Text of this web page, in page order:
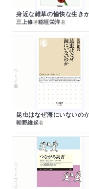
身近な雑草の愉快な生き
三上修著稲垣栄洋著
ちくま新書
昆虫はなぜ海にいないの
朝野維起著
ちくまプリマー新書